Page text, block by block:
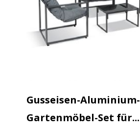
Gusseisen-Aluminium-
Gartenmöbel-Set für...